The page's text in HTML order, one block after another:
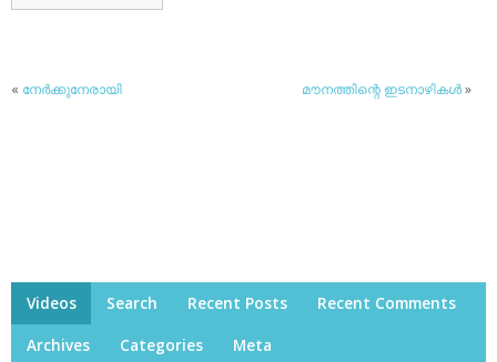
« നേര്‍ക്കുനേരായി മൗനത്തിന്റെ ഇടനാഴികള്‍»
Videos Search Recent Posts Recent Comments
Archives Categories Meta